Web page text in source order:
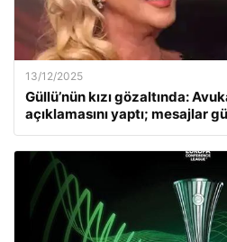
13/12/2025
Güllü’nün kızı gözaltında:
açıklamasını yaptı; mesajlar